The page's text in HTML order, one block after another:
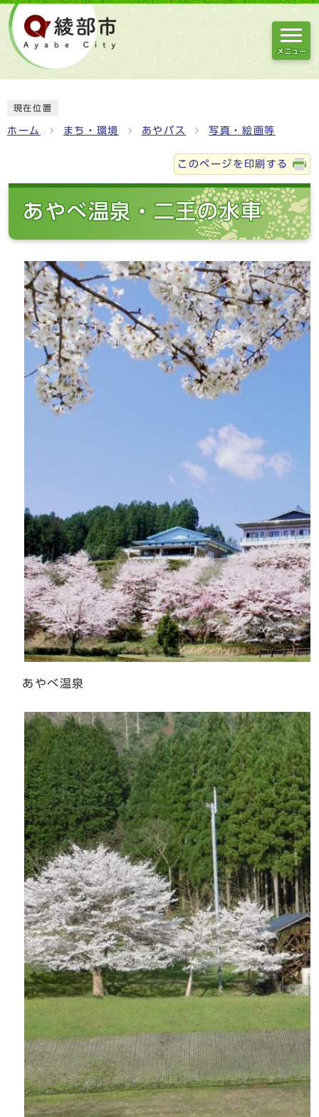
メニュー
現在位置
ホーム まち・環境 あやバス 写真・絵画等
このページを印刷する
あやべ温泉・二王の水車
あやべ温泉